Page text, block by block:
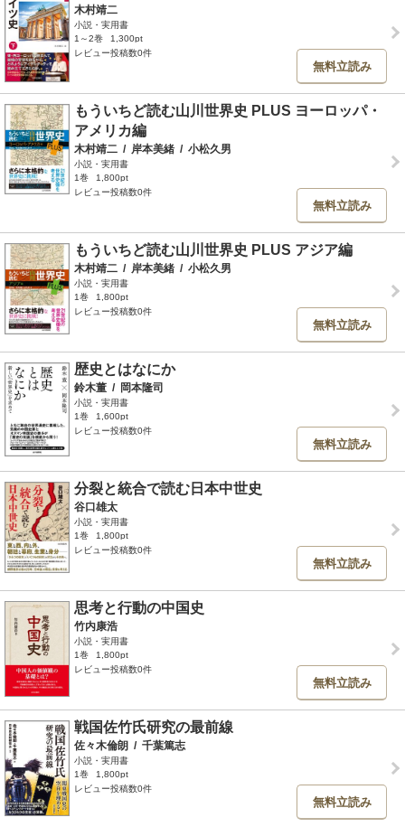
木村靖二
小説・実用書
1～2巻
1,300pt
レビュー投稿数0件
無料立読み
もういちど読む山川世界史 PLUS ヨーロッパ・
アメリカ編
木村靖二 / 岸本美緒 / 小松久男
小説・実用書
1巻
1,800pt
レビュー投稿数0件
無料立読み
もういちど読む山川世界史 PLUS アジア編
木村靖二 / 岸本美緒 / 小松久男
小説・実用書
1巻
1,800pt
レビュー投稿数0件
無料立読み
歴史とはなにか
鈴木董 / 岡本隆司
小説・実用書
1巻
1,600pt
レビュー投稿数0件
無料立読み
分裂と統合で読む日本中世史
谷口雄太
小説・実用書
1巻
1,800pt
レビュー投稿数0件
無料立読み
思考と行動の中国史
竹内康浩
小説・実用書
1巻
1,800pt
レビュー投稿数0件
無料立読み
戦国佐竹氏研究の最前線
佐々木倫朗 / 千葉篤志
小説・実用書
1巻
1,800pt
レビュー投稿数0件
無料立読み